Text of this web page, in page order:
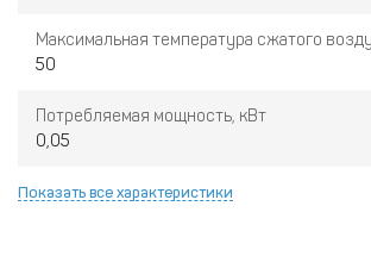
Максимальная температура сжатого
50
Потребляемая мощность, кВт
0,05
Показать все характеристики